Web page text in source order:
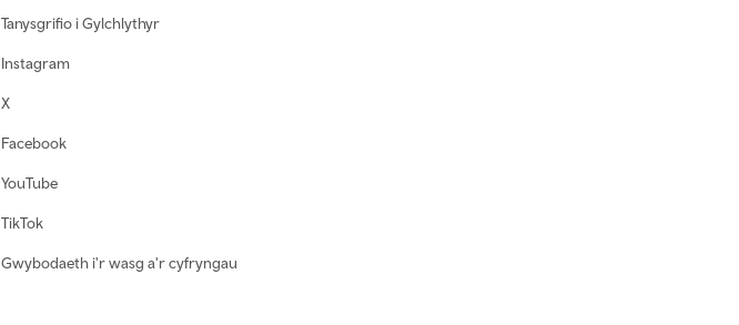
Tanysgrifio i Gylchlythyr
Instagram
X
Facebook
YouTube
TikTok
Gwybodaeth i'r wasg a'r cyfryngau